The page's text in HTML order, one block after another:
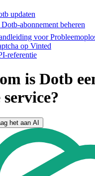
updaten
Dotb-abonnement beheren
voor
op Vinted
referentie
is Dotb
het aan AI